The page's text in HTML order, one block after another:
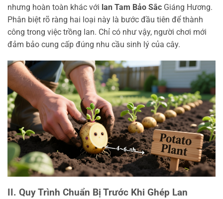
nhưng hoàn toàn khác với lan Tam Bảo Sắc Giáng Hương.
Phân biệt rõ ràng hai loại này là bước đầu tiên để thành
công trong việc trồng lan. Chỉ có như vậy, người chơi mới
đảm bảo cung cấp đúng nhu cầu sinh lý của cây.
II. Quy Trình Chuẩn Bị Trước Khi Ghép Lan